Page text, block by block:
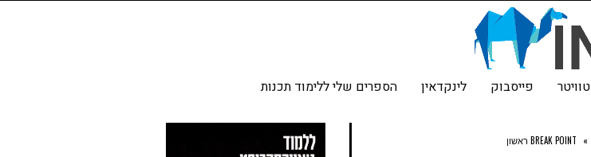
טוויטר פייסבוק לינקדאין הספרים שלי ללימוד תכנות
» BREAK POINT ראשון